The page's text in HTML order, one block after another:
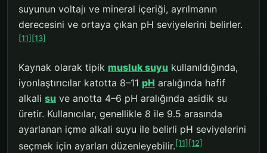
suyunun voltajı ve mineral içeriği, ayrılmanın
derecesini ve ortaya çıkan pH seviyelerini belirler.
[11][13]
Kaynak olarak tipik musluk suyu kullanıldığında,
iyonlaştırıcılar katotta 8–11 pH aralığında hafif
alkali su ve anotta 4–6 pH aralığında asidik su
üretir. Kullanıcılar, genellikle 8 ile 9.5 arasında
ayarlanan içme alkali suyu ile belirli pH seviyelerini
seçmek için ayarları düzenleyebilir.[11] [12]